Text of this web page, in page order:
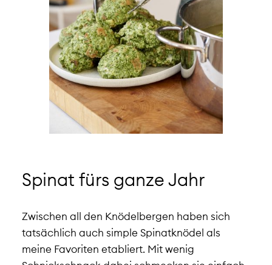
Spinat fürs ganze Jahr
Zwischen all den Knödelbergen haben sich
tatsächlich auch simple Spinatknödel als
meine Favoriten etabliert. Mit wenig